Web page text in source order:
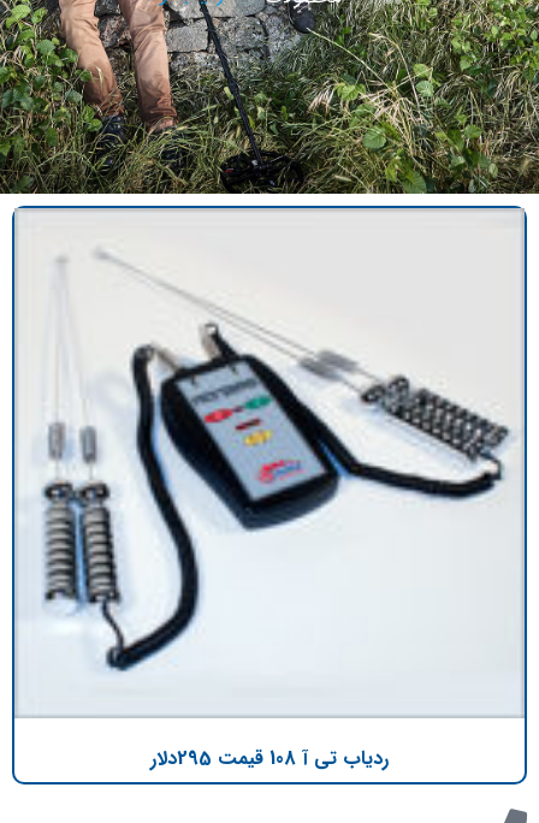
ردیاب تی آ 108 قیمت 295دلار